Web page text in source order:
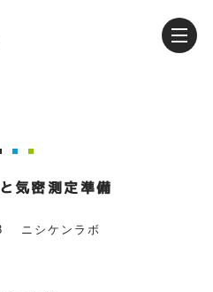
気密測定準備
ニシケンラボ